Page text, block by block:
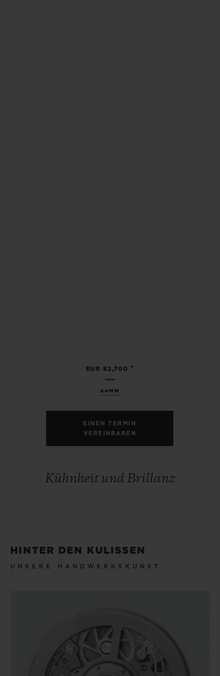
44MM
EUR 82,700 •
EINEN TERMIN
VEREINBAREN
Kühnheit und Brillanz
HINTER DEN KULISSEN
UNSERE HANDWERKSKUNST